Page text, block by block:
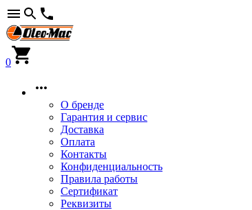
0
О бренде
Гарантия и сервис
Доставка
Оплата
Контакты
Конфиденциальность
Правила работы
Сертификат
Реквизиты